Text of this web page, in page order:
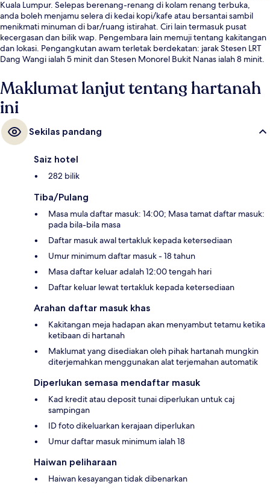
Kuala Lumpur. Selepas berenang-renang di kolam renang terbuka,
anda boleh menjamu selera di kedai kopi/kafe atau bersantai sambil
menikmati minuman di bar/ruang istirahat. Ciri lain termasuk pusat
kecergasan dan bilik wap. Pengembara lain memuji tentang kakitangan
dan lokasi. Pengangkutan awam terletak berdekatan: jarak Stesen LRT
Dang Wangi ialah 5 minit dan Stesen Monorel Bukit Nanas ialah 8 minit.
Maklumat lanjut tentang hartanah
ini
Sekilas pandang
Saiz hotel
282 bilik
Tiba/Pulang
Masa mula daftar masuk: 14:00; Masa tamat daftar masuk:
pada bila-bila masa
Daftar masuk awal tertakluk kepada ketersediaan
Umur minimum daftar masuk - 18 tahun
Masa daftar keluar adalah 12:00 tengah hari
Daftar keluar lewat tertakluk kepada ketersediaan
Arahan daftar masuk khas
Kakitangan meja hadapan akan menyambut tetamu ketika
ketibaan di hartanah
Maklumat yang disediakan oleh pihak hartanah mungkin
diterjemahkan menggunakan alat terjemahan automatik
Diperlukan semasa mendaftar masuk
Kad kredit atau deposit tunai diperlukan untuk caj
sampingan
ID foto dikeluarkan kerajaan diperlukan
Umur daftar masuk minimum ialah 18
Haiwan peliharaan
Haiwan kesayangan tidak dibenarkan